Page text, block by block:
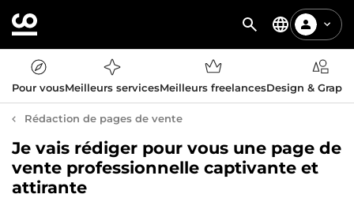
Pour vousMeilleurs servicesMeilleurs freelancesDesign &
Rédaction de pages de vente
Je vais rédiger pour vous une page de
vente professionnelle captivante et
attirante